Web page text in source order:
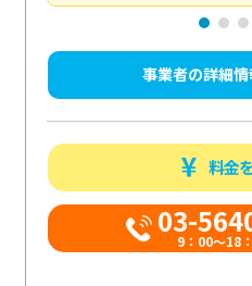
事業者の詳細
料金
03-
9：00～18